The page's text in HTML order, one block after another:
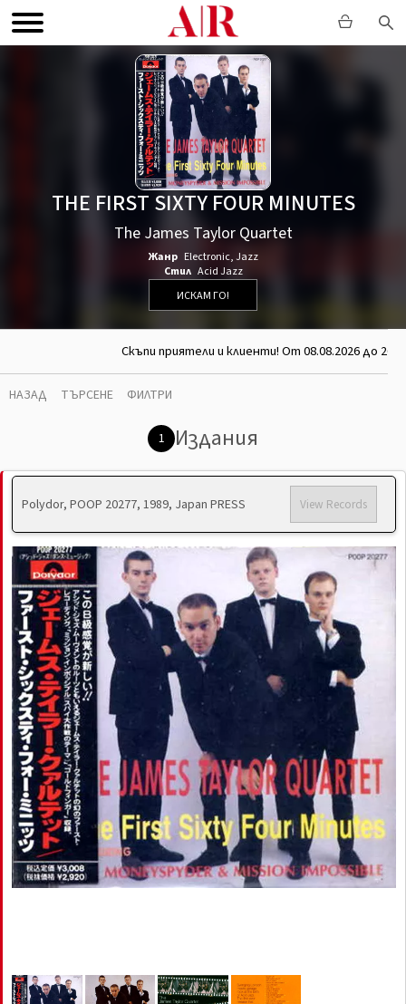
THE FIRST SIXTY FOUR MINUTES
The James Taylor Quartet
Жанр Electronic,Jazz
Стил Acid Jazz
ИСКАМ ГО!
Скъпи приятели и клиенти! От 08.08.2026 до
НАЗАД ТЪРСЕНЕ ФИЛТРИ
1 Издания
Polydor, POOP 20277, 1989, Japan PRESS View Records